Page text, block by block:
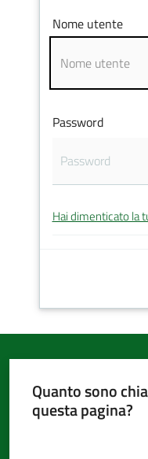
Servizi
Vivere
d'Argile
Amministrazione
argomenti...
Seguici
Nome utente
Password
Hai dimenticato la
Quanto sono
questa pagina?